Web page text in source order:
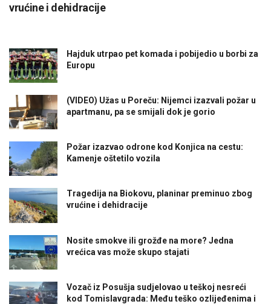
vrućine i dehidracije
Hajduk utrpao pet komada i pobijedio u borbi za
Europu
(VIDEO) Užas u Poreču: Nijemci izazvali požar u
apartmanu, pa se smijali dok je gorio
Požar izazvao odrone kod Konjica na cestu:
Kamenje oštetilo vozila
Tragedija na Biokovu, planinar preminuo zbog
vrućine i dehidracije
Nosite smokve ili grožđe na more? Jedna
vrećica vas može skupo stajati
Vozač iz Posušja sudjelovao u teškoj nesreći
kod Tomislavgrada: Među teško ozlijeđenima i